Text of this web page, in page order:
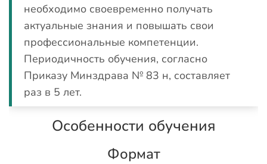
необходимо своевременно получать
актуальные знания и повышать свои
профессиональные компетенции.
Периодичность обучения, согласно
Приказу Минздрава № 83 н, составляет
раз в 5 лет.
Особенности обучения
Формат